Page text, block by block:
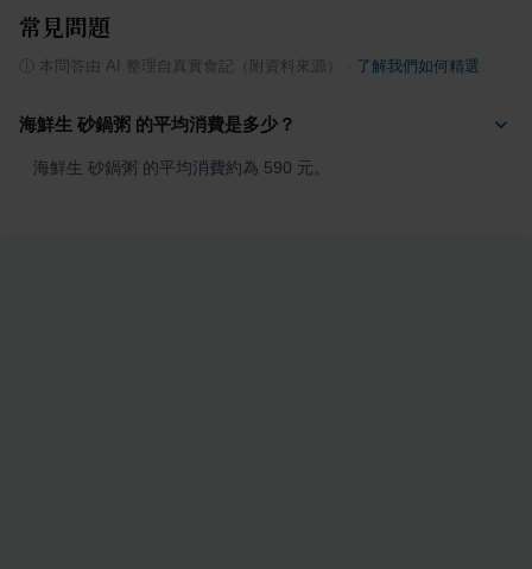
常見問題
本問答由 AI 整理自真實食記（附資料來源） 了解我們如何精選
海鮮生 砂鍋粥 的平均消費是多少？
海鮮生 砂鍋粥 的平均消費約為 590 元。